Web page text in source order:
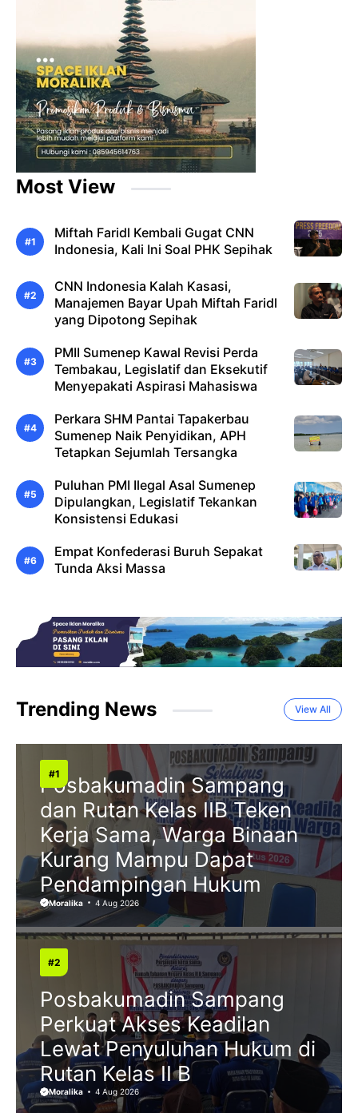
Most View
Miftah Faridl Kembali Gugat CNN
Indonesia, Kali Ini Soal PHK Sepihak
CNN Indonesia Kalah Kasasi,
Manajemen Bayar Upah Miftah Faridl
yang Dipotong Sepihak
PMII Sumenep Kawal Revisi Perda
Tembakau, Legislatif dan Eksekutif
Menyepakati Aspirasi Mahasiswa
Perkara SHM Pantai Tapakerbau
Sumenep Naik Penyidikan, APH
Tetapkan Sejumlah Tersangka
Puluhan PMI Ilegal Asal Sumenep
Dipulangkan, Legislatif Tekankan
Konsistensi Edukasi
Empat Konfederasi Buruh Sepakat
Tunda Aksi Massa
Trending News View All
Posbakumadin Sampang
dan Rutan Kelas IIB Teken
Kerja Sama, Warga Binaan
Kurang Mampu Dapat
Pendampingan Hukum
Moralika 4 Aug 2026
Posbakumadin Sampang
Perkuat Akses Keadilan
Lewat Penyuluhan Hukum di
Rutan Kelas II B
Moralika 4 Aug 2026